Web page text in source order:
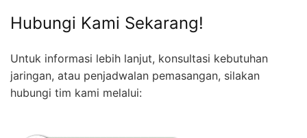
Hubungi Kami Sekarang!
Untuk informasi lebih lanjut, konsultasi kebutuhan
jaringan, atau penjadwalan pemasangan, silakan
hubungi tim kami melalui: